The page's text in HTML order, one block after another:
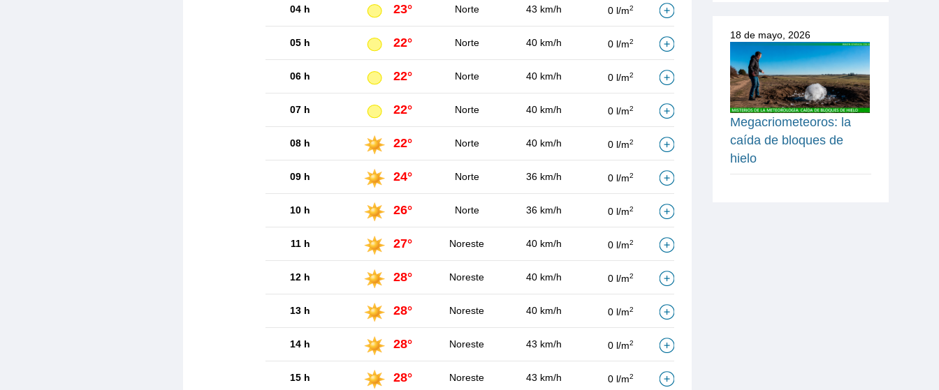
04 h 23° Norte 43 km/h 0 l/m2
05 h 22° Norte 40 km/h 0 l/m2
06 h 22° Norte 40 km/h 0 l/m2
07 h 22° Norte 40 km/h 0 l/m2
08 h 22° Norte 40 km/h 0 l/m2
09 h 24° Norte 36 km/h 0 l/m2
10 h 26° Norte 36 km/h 0 l/m2
11 h 27° Noreste 40 km/h 0 l/m2
12 h 28° Noreste 40 km/h 0 l/m2
13 h 28° Noreste 40 km/h 0 l/m2
14 h 28° Noreste 43 km/h 0 l/m2
15 h 28° Noreste 43 km/h 0 l/m2
18 de mayo, 2026
Megacriometeoros: la
caída de bloques de
hielo